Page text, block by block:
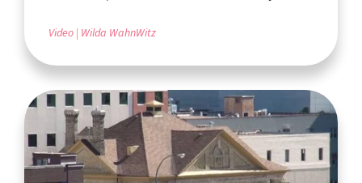
Video Wilda WahnWitz